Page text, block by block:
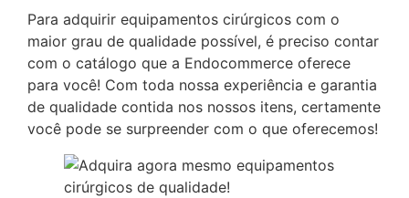
Para adquirir equipamentos cirúrgicos com o
maior grau de qualidade possível, é preciso contar
com o catálogo que a Endocommerce oferece
para você! Com toda nossa experiência e garantia
de qualidade contida nos nossos itens, certamente
você pode se surpreender com o que oferecemos!